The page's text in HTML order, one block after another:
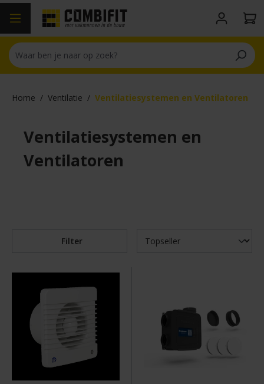
Home / Ventilatie / Ventilatiesystemen en Ventilatoren
Ventilatiesystemen en
Ventilatoren
Filter